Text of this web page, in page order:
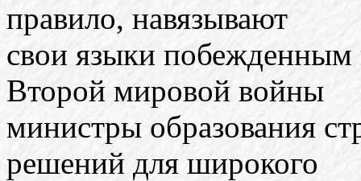
правило, навязывают
свои языки
Второй мировой войны
министры образования
решений для широкого